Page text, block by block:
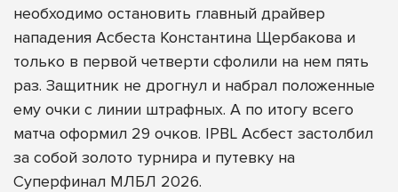
необходимо остановить главный драйвер
нападения Асбеста Константина Щербакова и
только в первой четверти сфолили на нем пять
раз. Защитник не дрогнул и набрал положенные
ему очки с линии штрафных. А по итогу всего
матча оформил 29 очков. IPBL Асбест застолбил
за собой золото турнира и путевку на
Суперфинал МЛБЛ 2026.